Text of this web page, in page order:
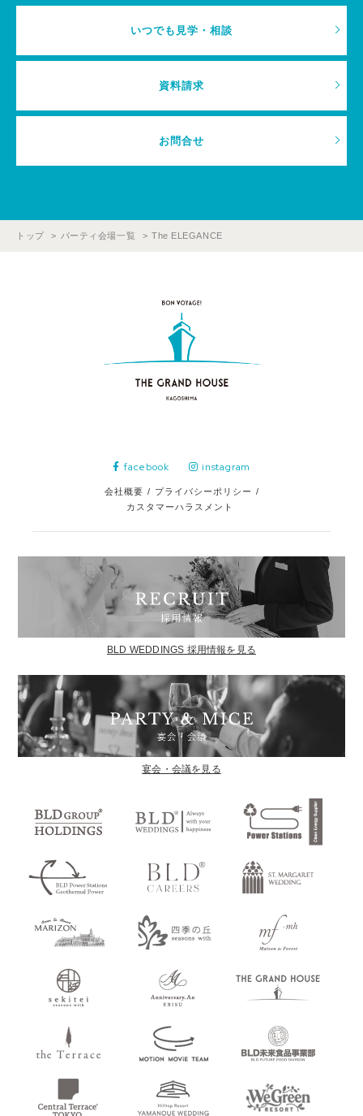
いつでも見学・相談
資料請求
お問合せ
トップ パーティ会場一覧 The ELEGANCE
facebook instagram
会社概要 / プライバシーポリシー /
カスタマーハラスメント
BLD WEDDINGS 採用情報を見る
宴会・会議を見る